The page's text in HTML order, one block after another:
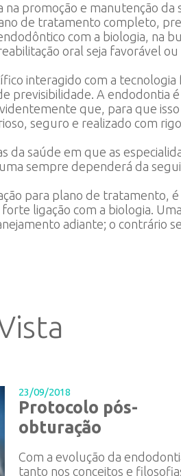
promoção e manutenção da
de tratamento completo,
com a biologia, na
oral seja favorável ou
interagido com a
previsibilidade. A endodontia
que, para que
seguro e realizado com
da saúde em que as
sempre dependerá da
para plano de tratamento,
ligação com a biologia.
adiante; o contrário
23/09/2018
Protocolo pós-
obturação
Com a evolução da
tanto nos conceitos e